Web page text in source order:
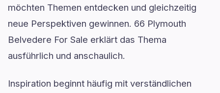
möchten Themen entdecken und gleichzeitig
neue Perspektiven gewinnen. 66 Plymouth
Belvedere For Sale erklärt das Thema
ausführlich und anschaulich.
Inspiration beginnt häufig mit verständlichen